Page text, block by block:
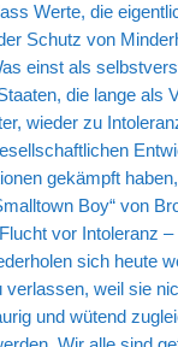
Werte, die
Schutz von
einst als
die lange als
wieder zu
gekämpft
Boy“ von
vor Intoleranz
sich heute
weil sie
und wütend